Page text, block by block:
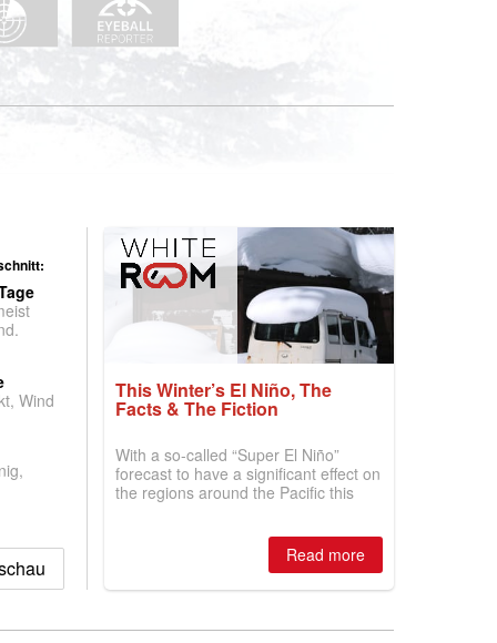
Wind
This Winter’s El Niño, The
Facts & The Fiction
With a so-called “Super El Niño”
forecast to have a significant effect on
the regions around the Pacific this
where are the best odds?Read more